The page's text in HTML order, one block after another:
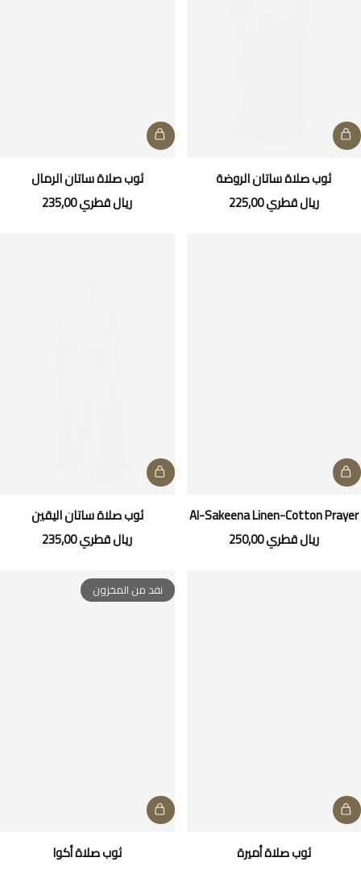
ثوب صلاة ساتان الروضة
ريال قطري225,00
ثوب صلاة ساتان الرمال
ريال قطري235,00
Al-Sakeena Linen-Cotton Prayer
Dress
ريال قطري250,00
ثوب صلاة ساتان اليقين
ريال قطري235,00
ثوب صلاة أميرة
نفد من المخزون
ثوب صلاة أكوا